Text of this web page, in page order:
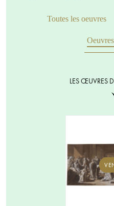
Toutes les oeuvres
LES ŒUVRES